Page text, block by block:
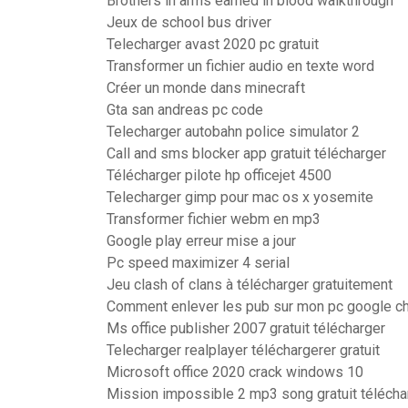
Jeux de school bus driver
Telecharger avast 2020 pc gratuit
Transformer un fichier audio en texte word
Créer un monde dans minecraft
Gta san andreas pc code
Telecharger autobahn police simulator 2
Call and sms blocker app gratuit télécharger
Télécharger pilote hp officejet 4500
Telecharger gimp pour mac os x yosemite
Transformer fichier webm en mp3
Google play erreur mise a jour
Pc speed maximizer 4 serial
Jeu clash of clans à télécharger gratuitement
Comment enlever les pub sur mon pc google
Ms office publisher 2007 gratuit télécharger
Telecharger realplayer téléchargerer gratuit
Microsoft office 2020 crack windows 10
Mission impossible 2 mp3 song gratuit